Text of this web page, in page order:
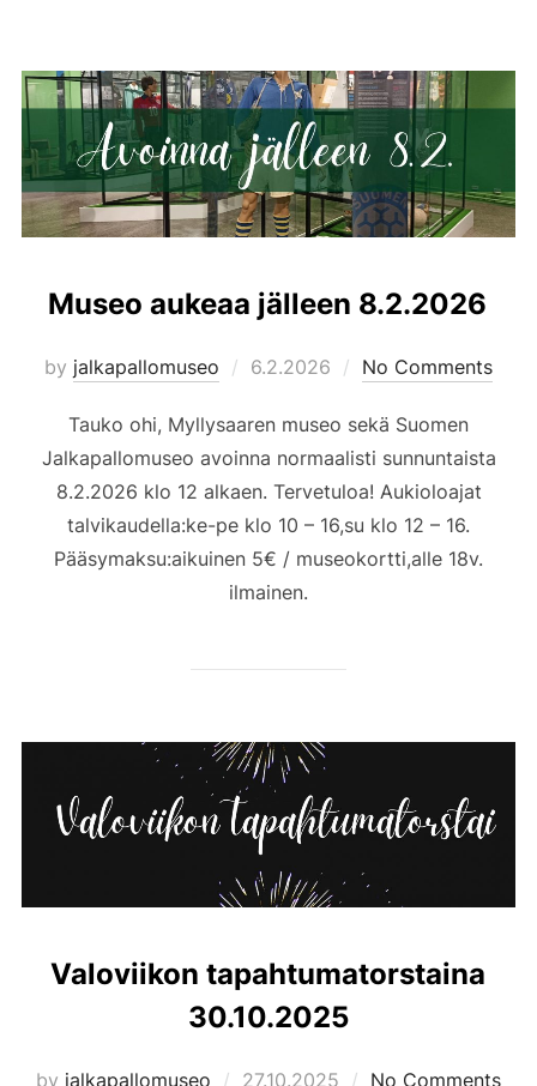
Museo aukeaa jälleen 8.2.2026
by jalkapallomuseo
Posted
6.2.2026 No Comments
Tauko ohi, Myllysaaren museo sekä Suomen
Jalkapallomuseo avoinna normaalisti sunnuntaista
8.2.2026 klo 12 alkaen. Tervetuloa! Aukioloajat
talvikaudella:ke-pe klo 10 – 16,su klo 12 – 16.
Pääsymaksu:aikuinen 5€ / museokortti,alle 18v.
ilmainen.
Valoviikon tapahtumatorstaina
30.10.2025
by jalkapallomuseo Posted
27.10.2025 No Comments